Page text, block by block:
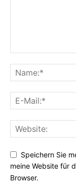
Speichern Sie
meine Website für
Browser.